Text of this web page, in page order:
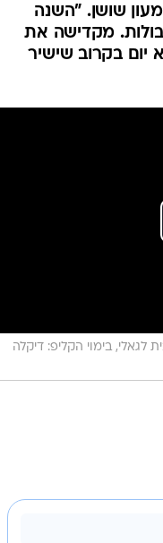
שושן. "השנה
מקדישה את
יום בקרוב שישיר
לגאלי, בימוי הקליפ: דיקלה